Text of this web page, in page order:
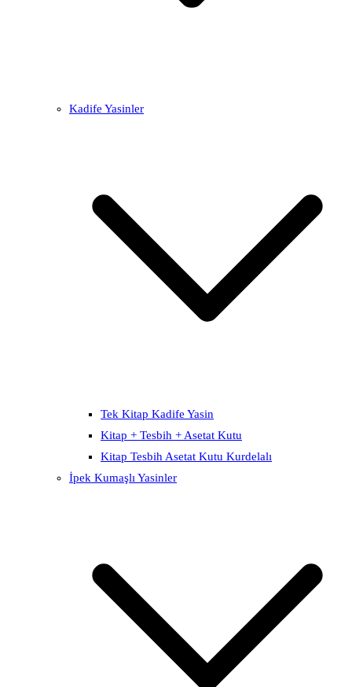
Kadife Yasinler
Tek Kitap Kadife Yasin
Kitap + Tesbih + Asetat Kutu
Kitap Tesbih Asetat Kutu Kurdelalı
İpek Kumaşlı Yasinler